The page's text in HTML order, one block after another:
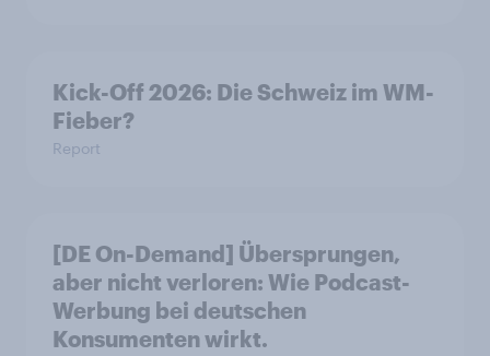
Kick-Off 2026: Die Schweiz im WM-
Fieber?​
Report
[DE On-Demand] Übersprungen,
aber nicht verloren: Wie Podcast-
Werbung bei deutschen
Konsumenten wirkt.